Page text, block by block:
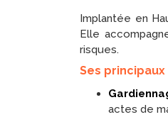
Implantée en
Elle
risques.
Ses
actes de